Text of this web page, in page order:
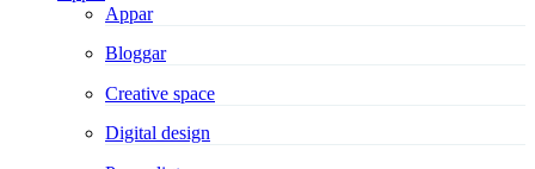
Appar
Bloggar
Creative space
Digital design